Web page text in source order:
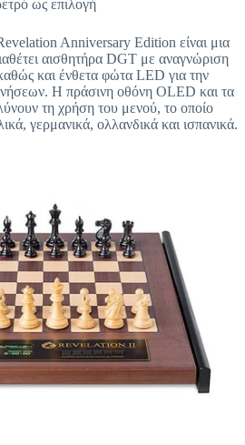
ως επιλογή
Anniversary Edition είναι μια
αισθητήρα DGT με αναγνώριση
και ένθετα φώτα LED για την
Η πράσινη οθόνη OLED και τα
τη χρήση του μενού, το οποίο
γερμανικά, ολλανδικά και ισπανικά.